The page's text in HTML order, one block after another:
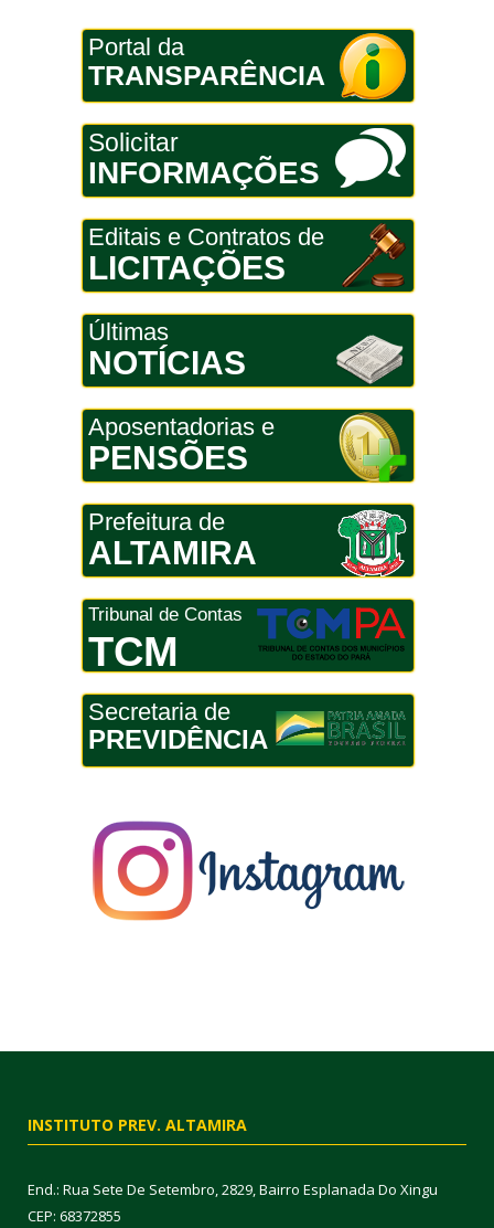
Portal da
TRANSPARÊNCIA
Solicitar
INFORMAÇÕES
Editais e Contratos de
LICITAÇÕES
Últimas
NOTÍCIAS
Aposentadorias e
PENSÕES
Prefeitura de
ALTAMIRA
Tribunal de Contas
TCM
Secretaria de
PREVIDÊNCIA
INSTITUTO PREV. ALTAMIRA
End.: Rua Sete De Setembro, 2829, Bairro Esplanada Do Xingu
CEP: 68372855